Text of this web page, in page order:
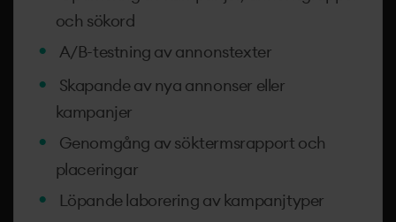
och sökord
A/B-testning av annonstexter
Skapande av nya annonser eller
kampanjer
Genomgång av söktermsrapport och
placeringar
Löpande laborering av kampanjtyper